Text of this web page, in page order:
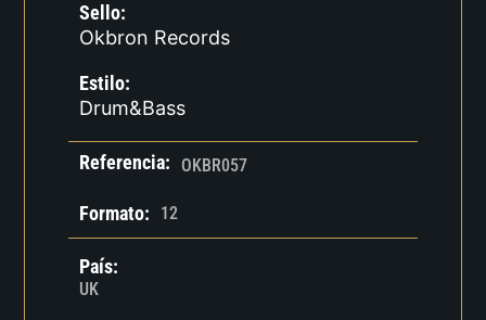
Sello:
Okbron Records
Estilo:
Drum&Bass
Referencia: OKBR057
Formato: 12
País:
UK